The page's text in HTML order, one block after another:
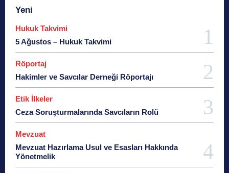
Yeni
Hukuk Takvimi
5 Ağustos – Hukuk Takvimi
Röportaj
Hakimler ve Savcılar Derneği Röportajı
Etik İlkeler
Ceza Soruşturmalarında Savcıların Rolü
Mevzuat
Mevzuat Hazırlama Usul ve Esasları Hakkında
Yönetmelik